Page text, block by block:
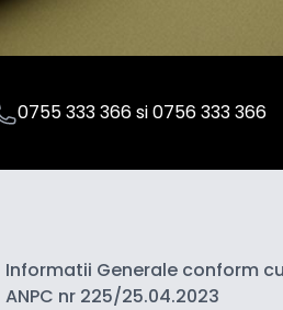
0755 333 366si0756 333 366
Informatii Generale conform
ANPC nr 225/25.04.2023